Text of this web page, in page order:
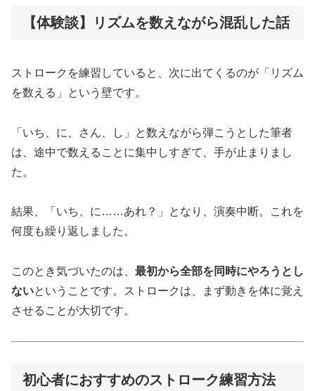
【体験談】リズムを数えながら混乱した話
ストロークを練習していると、次に出てくるのが「リズム
を数える」という壁です。
「いち、に、さん、し」と数えながら弾こうとした筆者
は、途中で数えることに集中しすぎて、手が止まりまし
た。
結果、「いち、に……あれ？」となり、演奏中断。これを
何度も繰り返しました。
このとき気づいたのは、 最初から全部を同時にやろうとし
ないということです。ストロークは、まず動きを体に覚え
させることが大切です。
初心者におすすめのストローク練習方法